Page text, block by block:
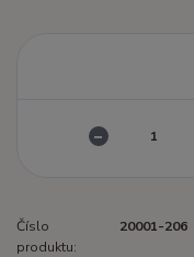
Číslo
produktu:
20001-206